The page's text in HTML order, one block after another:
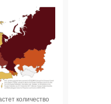
количество